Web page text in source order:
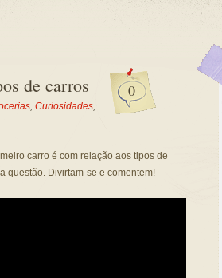
0
de carros
, Curiosidades,
carro é com relação aos tipos de
questão. Divirtam-se e comentem!